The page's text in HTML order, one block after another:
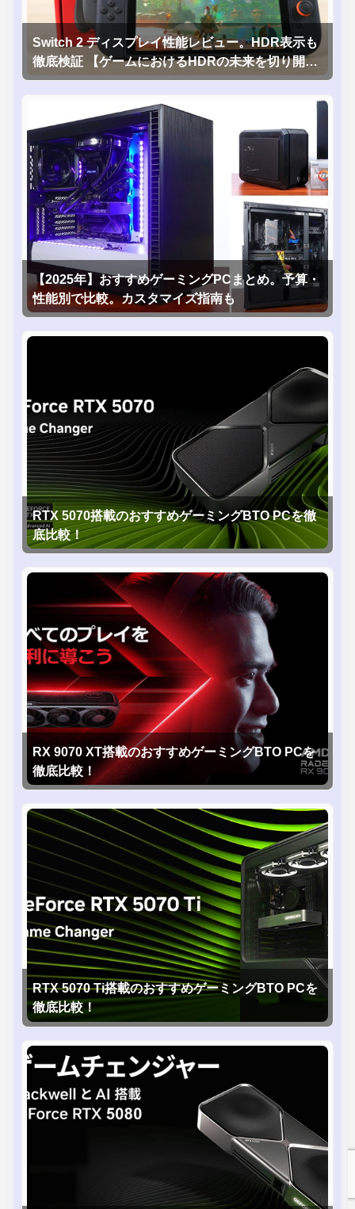
Switch 2 ディスプレイ性能レビュー。HDR表示も
徹底検証 【ゲームにおけるHDRの未来を切り開く
1台！】
【2025年】おすすめゲーミングPCまとめ。予算・
性能別で比較。カスタマイズ指南も
RTX 5070搭載のおすすめゲーミングBTO PCを徹
底比較！
RX 9070 XT搭載のおすすめゲーミングBTO PCを
徹底比較！
RTX 5070 Ti搭載のおすすめゲーミングBTO PCを
徹底比較！